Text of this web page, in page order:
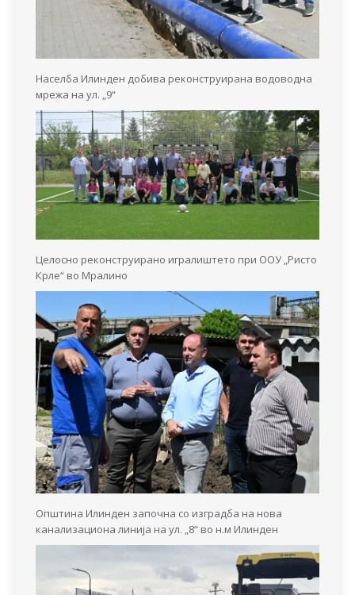
Населба Илинден добива реконструирана водоводна
мрежа на ул. „9“
Целосно реконструирано игралиштето при ООУ „Ристо
Крле“ во Мралино
Општина Илинден започна со изградба на нова
канализациона линија на ул. „8“ во н.м Илинден